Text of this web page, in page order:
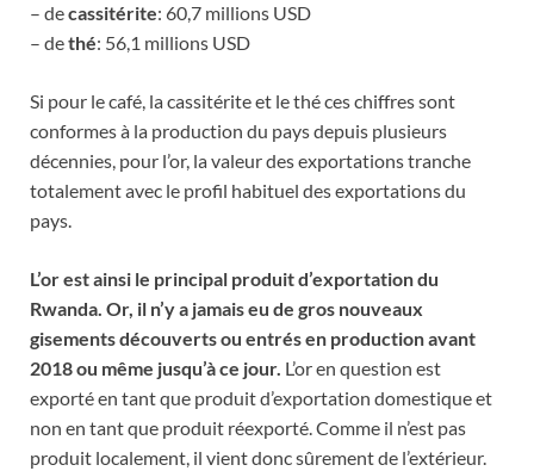
– decassitérite: 60,7 millions USD
– dethé: 56,1 millions USD
Si pour le café, la cassitérite et le thé ces chiffres sont
conformes à la production du pays depuis plusieurs
décennies, pour l’or, la valeur des exportations tranche
totalement avec le profil habituel des exportations du
pays.
L’or est ainsi le principal produit d’exportation du
Rwanda. Or, il n’y a jamais eu de gros nouveaux
gisements découverts ou entrés en production avant
2018 ou même jusqu’à ce jour. L’or en question est
exporté en tant que produit d’exportation domestique et
non en tant que produit réexporté. Comme il n’est pas
produit localement, il vient donc sûrement de l’extérieur.